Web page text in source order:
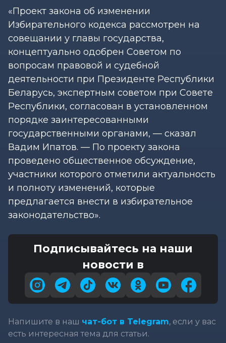
«Проект закона об изменении
Избирательного кодекса рассмотрен на
совещании у главы государства,
концептуально одобрен Советом по
вопросам правовой и судебной
деятельности при Президенте Республики
Беларусь, экспертным советом при Совете
Республики, согласован в установленном
порядке заинтересованными
государственными органами, — сказал
Вадим Ипатов. — По проекту закона
проведено общественное обсуждение,
участники которого отметили актуальность
и полноту изменений, которые
предлагается внести в избирательное
законодательство».
Подписывайтесь на наши
новости в
Напишите в наш чат-бот в Telegram, если у вас
есть интересная тема для статьи.